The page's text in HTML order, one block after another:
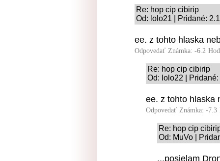
Re: hop cip cibirip
Od: lolo21 | Pridané:
ee. z tohto hlaska
Odpovedať Známka: -6.2
Re: hop cip cibirip
Od: lolo22 |
ee. z tohto hlaska
Odpovedať Známka: -7.3
Re: hop cip
Od: MuVo |
...posielam